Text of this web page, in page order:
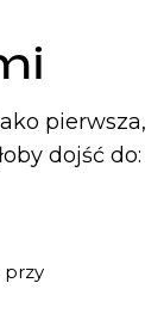
pierwsza,
dojść do:
przy